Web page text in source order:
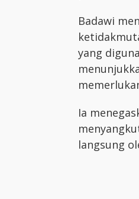
Badawi
yang
Ia
langsung